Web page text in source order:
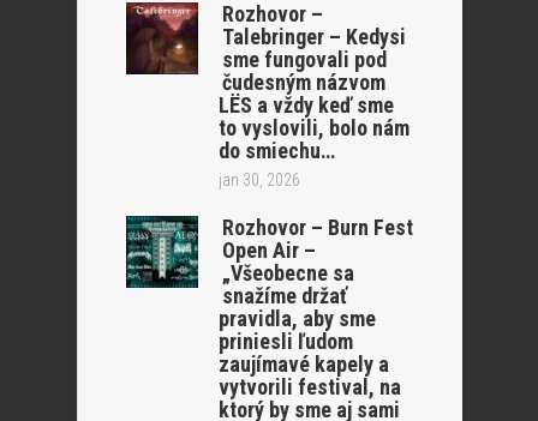
Rozhovor –
Talebringer – Kedysi
sme fungovali pod
čudesným názvom
LËS a vždy keď sme
to vyslovili, bolo nám
do smiechu…
jan 30, 2026
Rozhovor – Burn Fest
Open Air –
„Všeobecne sa
snažíme držať
pravidla, aby sme
priniesli ľudom
zaujímavé kapely a
vytvorili festival, na
ktorý by sme aj sami